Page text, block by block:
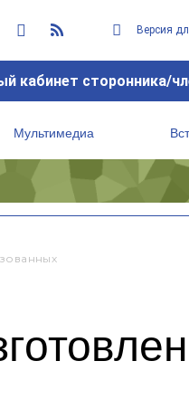
Версия
кабинет сторонника/
Мультимедиа